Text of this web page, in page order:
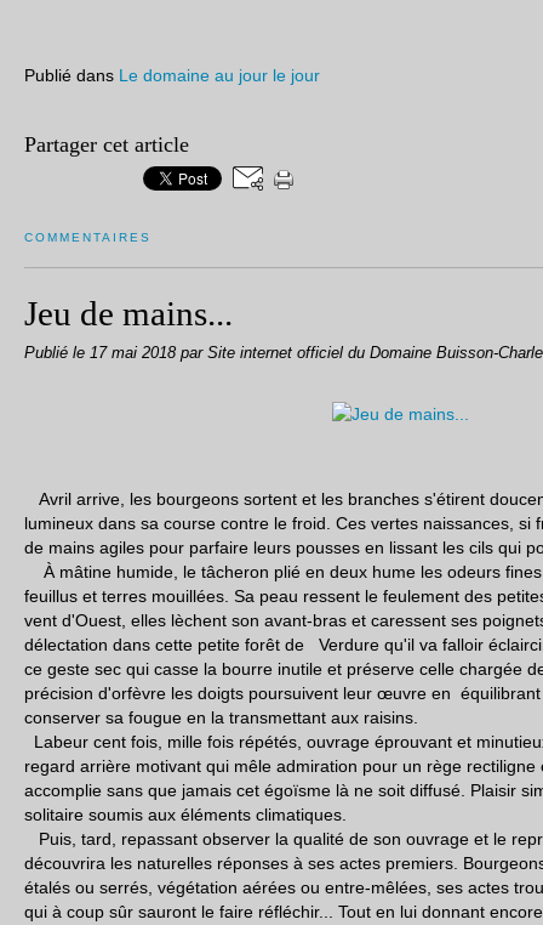
Publié dans Le domaine au jour le jour
Partager cet article
COMMENTAIRES
Jeu de mains...
Publié le 17 mai 2018 par Site internet officiel du Domaine Buisson-
Avril arrive, les bourgeons sortent et les branches s'étirent
lumineux dans sa course contre le froid. Ces vertes naissances, si
de mains agiles pour parfaire leurs pousses en lissant les cils qui
À mâtine humide, le tâcheron plié en deux hume les odeurs
feuillus et terres mouillées. Sa peau ressent le feulement des
vent d'Ouest, elles lèchent son avant-bras et caressent ses
délectation dans cette petite forêt de Verdure qu'il va falloir
ce geste sec qui casse la bourre inutile et préserve celle chargée
précision d'orfèvre les doigts poursuivent leur œuvre en
conserver sa fougue en la transmettant aux raisins.
Labeur cent fois, mille fois répétés, ouvrage éprouvant et
regard arrière motivant qui mêle admiration pour un rège
accomplie sans que jamais cet égoïsme là ne soit diffusé. Plaisir
solitaire soumis aux éléments climatiques.
Puis, tard, repassant observer la qualité de son ouvrage et le
découvrira les naturelles réponses à ses actes premiers.
étalés ou serrés, végétation aérées ou entre-mêlées, ses actes
qui à coup sûr sauront le faire réfléchir... Tout en lui donnant